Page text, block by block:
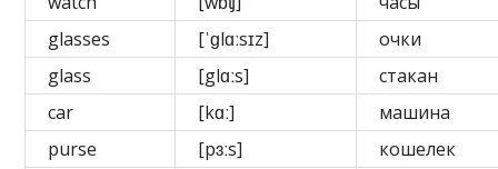
glasses
[ˈɡlɑːsɪz]
очки
glass
[glɑːs]
стакан
car
[kɑː]
машина
purse
[pɜːs]
кошелек